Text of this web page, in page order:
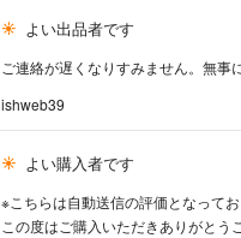
よい出品者です
ご連絡が遅くなりすみません。無
ishweb39
よい購入者です
※こちらは自動送信の評価となって
この度はご購入いただきありがとう